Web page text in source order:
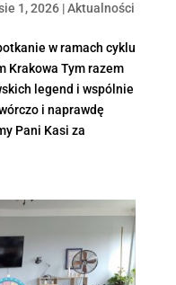
1, 2026|Aktualności
w ramach cyklu
Krakowa Tym razem
legend i wspólnie
i naprawdę
Pani Kasi za